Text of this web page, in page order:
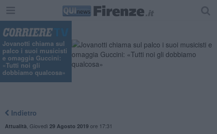
Jovanotti chiama sul
palco i suoi musicisti
e omaggia Guccini:
«Tutti noi gli
dobbiamo qualcosa»
Indietro
Attualità Giovedì 29 Agosto 2019ore 17:31